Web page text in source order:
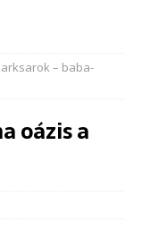
– baba-
oázis a